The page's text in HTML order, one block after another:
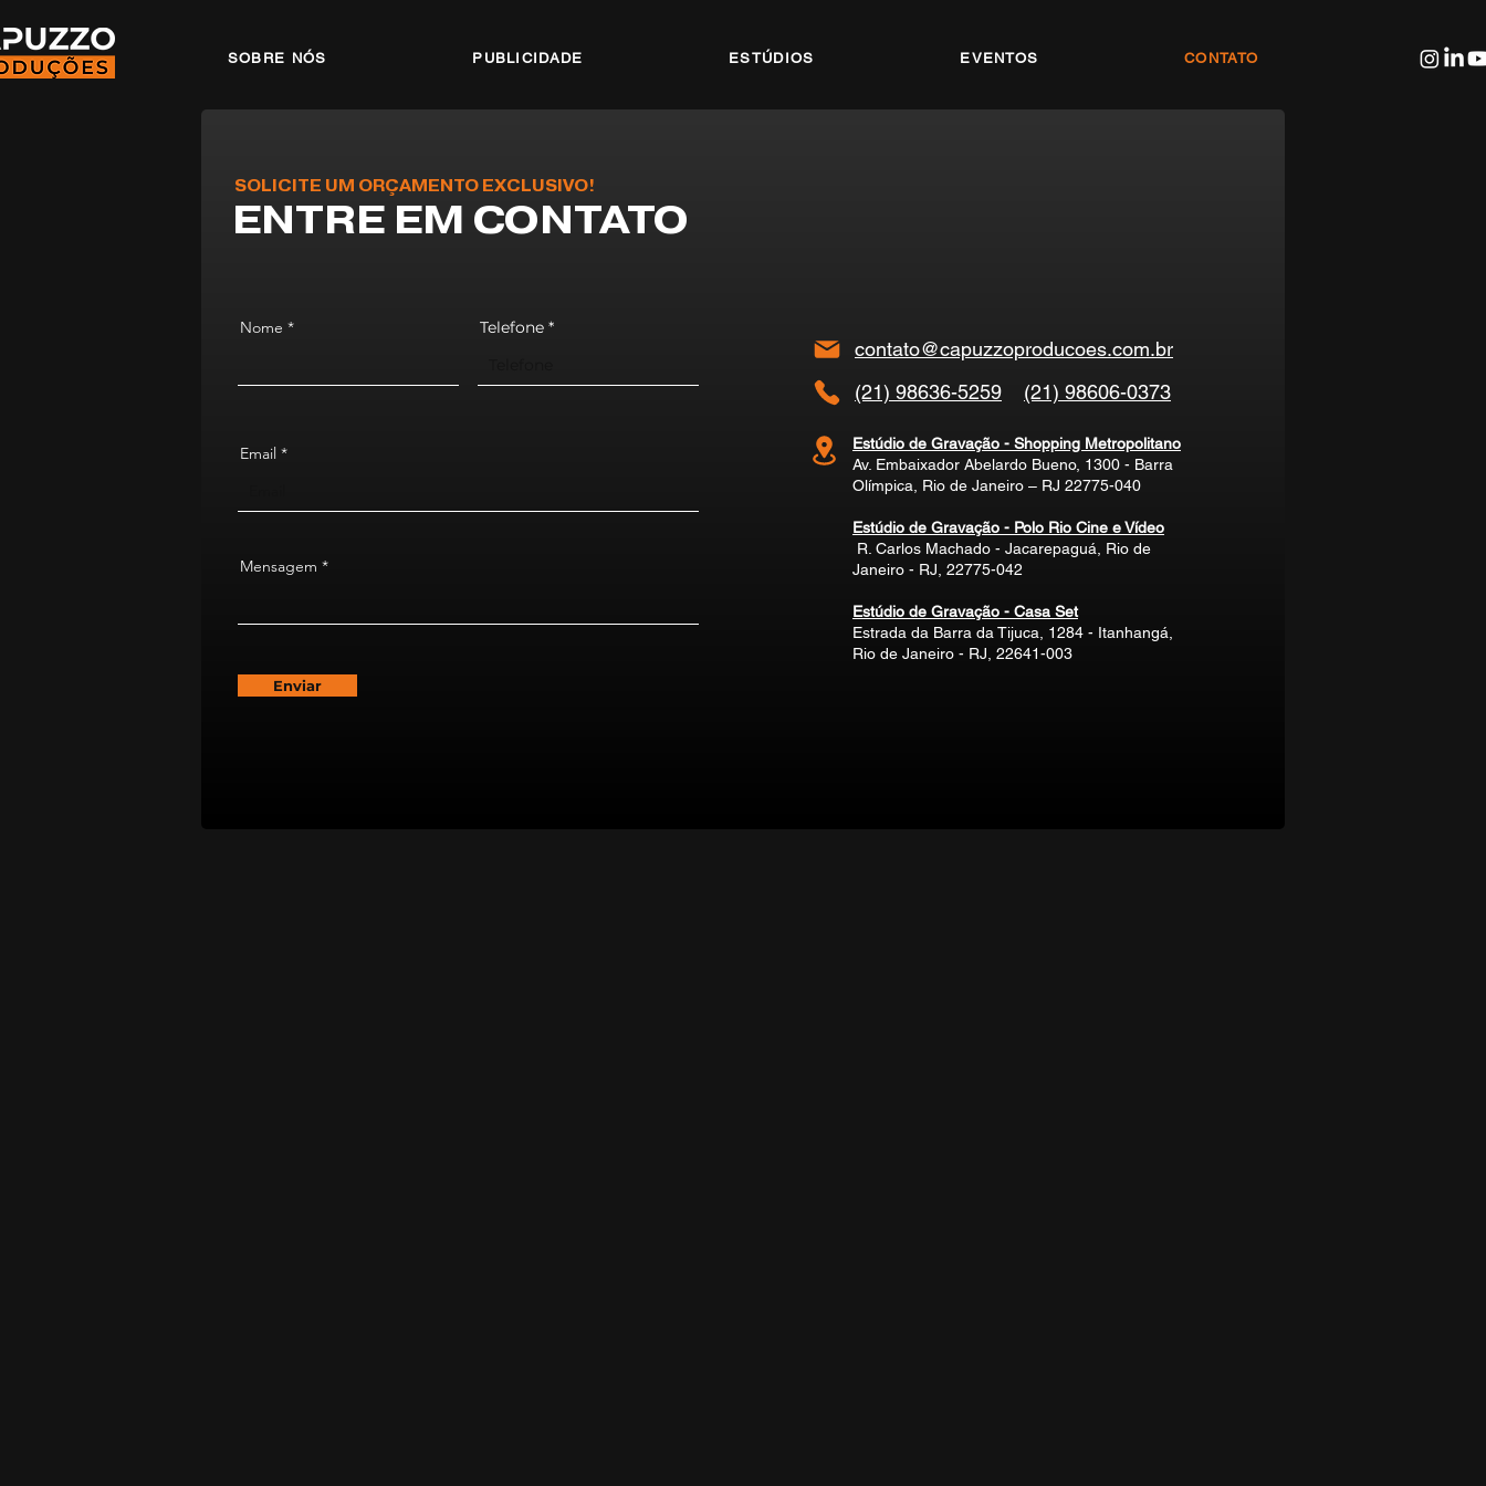
SOBRE NÓS PUBLICIDADE ESTÚDIOS EVENTOS CONTATO
SOLICITE UM ORÇAMENTO EXCLUSIVO!
ENTRE EM CONTATO
contato@capuzzoproducoes.com.br
(21) 98636-5259
(21) 98606-0373
Estúdio de Gravação - Shopping Metropolitano
Av. Embaixador Abelardo Bueno, 1300 - Barra
Olímpica, Rio de Janeiro – RJ 22775-040
Estúdio de Gravação - Polo Rio Cine e Vídeo
R. Carlos Machado - Jacarepaguá, Rio de
Janeiro - RJ, 22775-042
Estúdio de Gravação - Casa Set
Estrada da Barra da Tijuca, 1284 - Itanhangá,
Rio de Janeiro - RJ, 22641-003
Nome Telefone
Email
Mensagem
Enviar